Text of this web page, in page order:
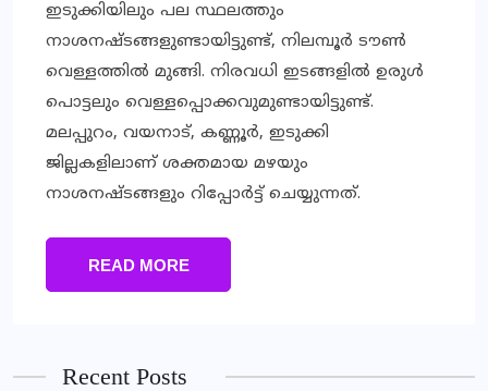
ഇടുക്കിയിലും പല സ്ഥലത്തും
നാശനഷ്ടങ്ങളുണ്ടായിട്ടുണ്ട്, നിലമ്പൂര്‍ ടൗണ്‍
വെള്ളത്തില്‍ മുങ്ങി. നിരവധി ഇടങ്ങളില്‍ ഉരുള്‍
പൊട്ടലും വെള്ളപ്പൊക്കവുമുണ്ടായിട്ടുണ്ട്.
മലപ്പുറം, വയനാട്, കണ്ണൂര്‍, ഇടുക്കി
ജില്ലകളിലാണ് ശക്തമായ മഴയും
നാശനഷ്ടങ്ങളും റിപ്പോര്‍ട്ട് ചെയ്യുന്നത്.
READ MORE
Recent Posts